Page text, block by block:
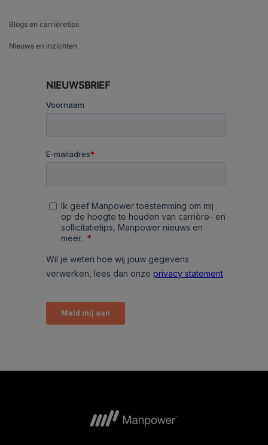
Blogs en carrièretips
Nieuws en inzichten
NIEUWSBRIEF